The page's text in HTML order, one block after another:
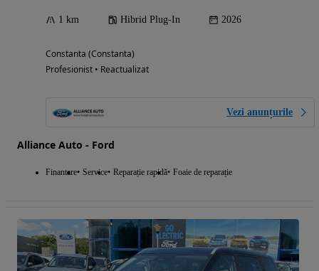
1 km Hibrid Plug-In 2026
Constanta (Constanta)
Profesionist • Reactualizat
Vezi anunțurile
Alliance Auto - Ford
Finantare Service Reparație rapidă Foaie de reparație